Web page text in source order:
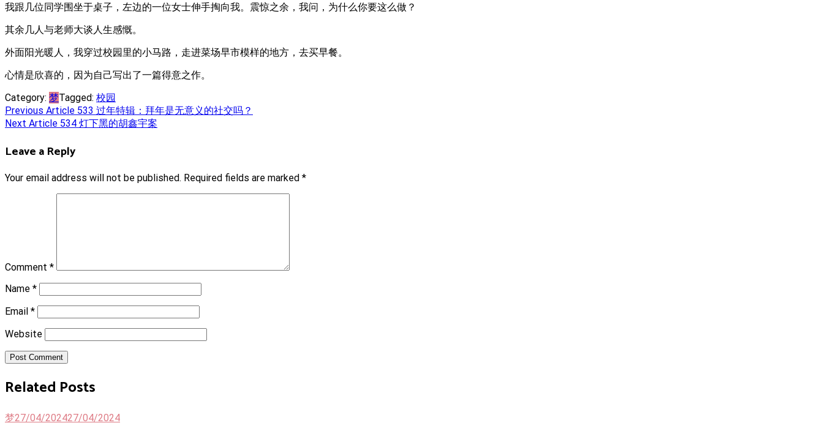
我跟几位同学围坐于桌子，左边的一位女士伸手掏向我。震惊之余，我问，为什么你要这么做？
其余几人与老师大谈人生感慨。
外面阳光暖人，我穿过校园里的小马路，走进菜场早市模样的地方，去买早餐。
心情是欣喜的，因为自己写出了一篇得意之作。
Category: 梦Tagged: 校园
Post
Previous Article 533 过年特辑：拜年是无意义的社交吗？
Next Article 534 灯下黑的胡鑫宇案
Leave a Reply
Your email address will not be published. Required fields are marked *
Comment *
Name *
Email *
Website
Post Comment
Related Posts
梦27/04/202427/04/2024